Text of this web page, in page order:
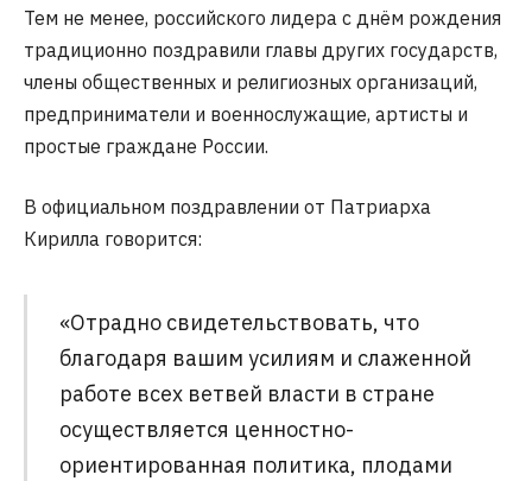
Тем не менее, российского лидера с днём рождения
традиционно поздравили главы других государств,
члены общественных и религиозных организаций,
предприниматели и военнослужащие, артисты и
простые граждане России.
В официальном поздравлении от Патриарха
Кирилла говорится:
«Отрадно свидетельствовать, что
благодаря вашим усилиям и слаженной
работе всех ветвей власти в стране
осуществляется ценностно-
ориентированная политика, плодами